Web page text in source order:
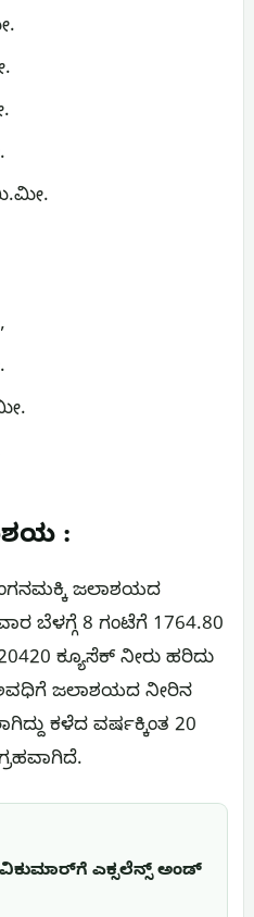
:
ಜಲಾಶಯದ
ಬೆಳಗ್ಗೆ 8 ಗಂಟೆಗೆ 1764.80
ಕ್ಯೂಸೆಕ್ ನೀರು ಹರಿದು
ಜಲಾಶಯದ ನೀರಿನ
ಕಳೆದ ವರ್ಷಕ್ಕಿಂತ 20
ಎಕ್ಸಲೆನ್ಸ್ ಅಂಡ್